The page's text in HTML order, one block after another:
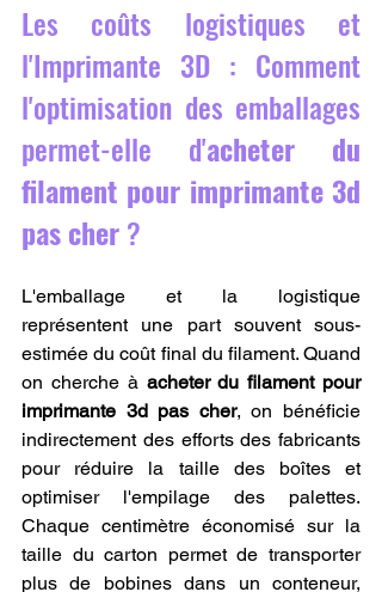
Les coûts logistiques et
l'Imprimante 3D : Comment
l'optimisation des emballages
permet-elle d'acheter du
filament pour imprimante 3d
pas cher ?
L'emballage et la logistique
représentent une part souvent sous-
estimée du coût final du filament. Quand
on cherche à acheter du filament pour
imprimante 3d pas cher, on bénéficie
indirectement des efforts des fabricants
pour réduire la taille des boîtes et
optimiser l'empilage des palettes.
Chaque centimètre économisé sur la
taille du carton permet de transporter
plus de bobines dans un conteneur,